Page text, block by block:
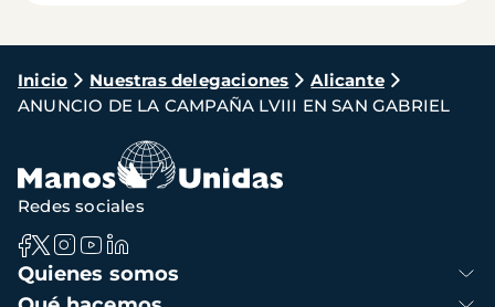
Ruta
de
navegación
Inicio Nuestras delegaciones
Alicante
ANUNCIO DE LA CAMPAÑA LVIII EN SAN GABRIEL
Navegación
principal
Quienes somos
Redes sociales